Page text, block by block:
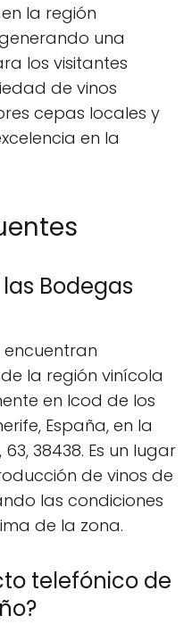
la región
una
los visitantes
de vinos
cepas locales y
en la
Bodegas
encuentran
la región vinícola
en Icod de los
España, en la
38438. Es un lugar
de vinos de
las condiciones
de la zona.
telefónico de